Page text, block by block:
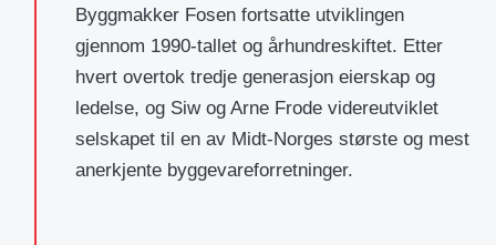
Byggmakker Fosen fortsatte utviklingen
gjennom 1990-tallet og århundreskiftet. Etter
hvert overtok tredje generasjon eierskap og
ledelse, og Siw og Arne Frode videreutviklet
selskapet til en av Midt-Norges største og mest
anerkjente byggevareforretninger.